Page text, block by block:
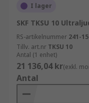
I lager
SKF TKSU 10
RS-artikelnummer 241-
Tillv. art.nr TKSU 10
Antal (1 enhet)
21 136,04 kr(exkl.
Antal